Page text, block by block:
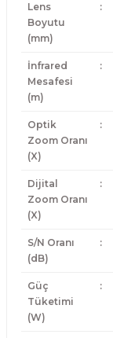
Lens
Boyutu
(mm)
:
İnfrared
Mesafesi
(m)
:
Optik
Zoom Oranı
(X)
:
Dijital
Zoom Oranı
(X)
:
S/N Oranı
(dB)
:
Güç
Tüketimi
(W)
: